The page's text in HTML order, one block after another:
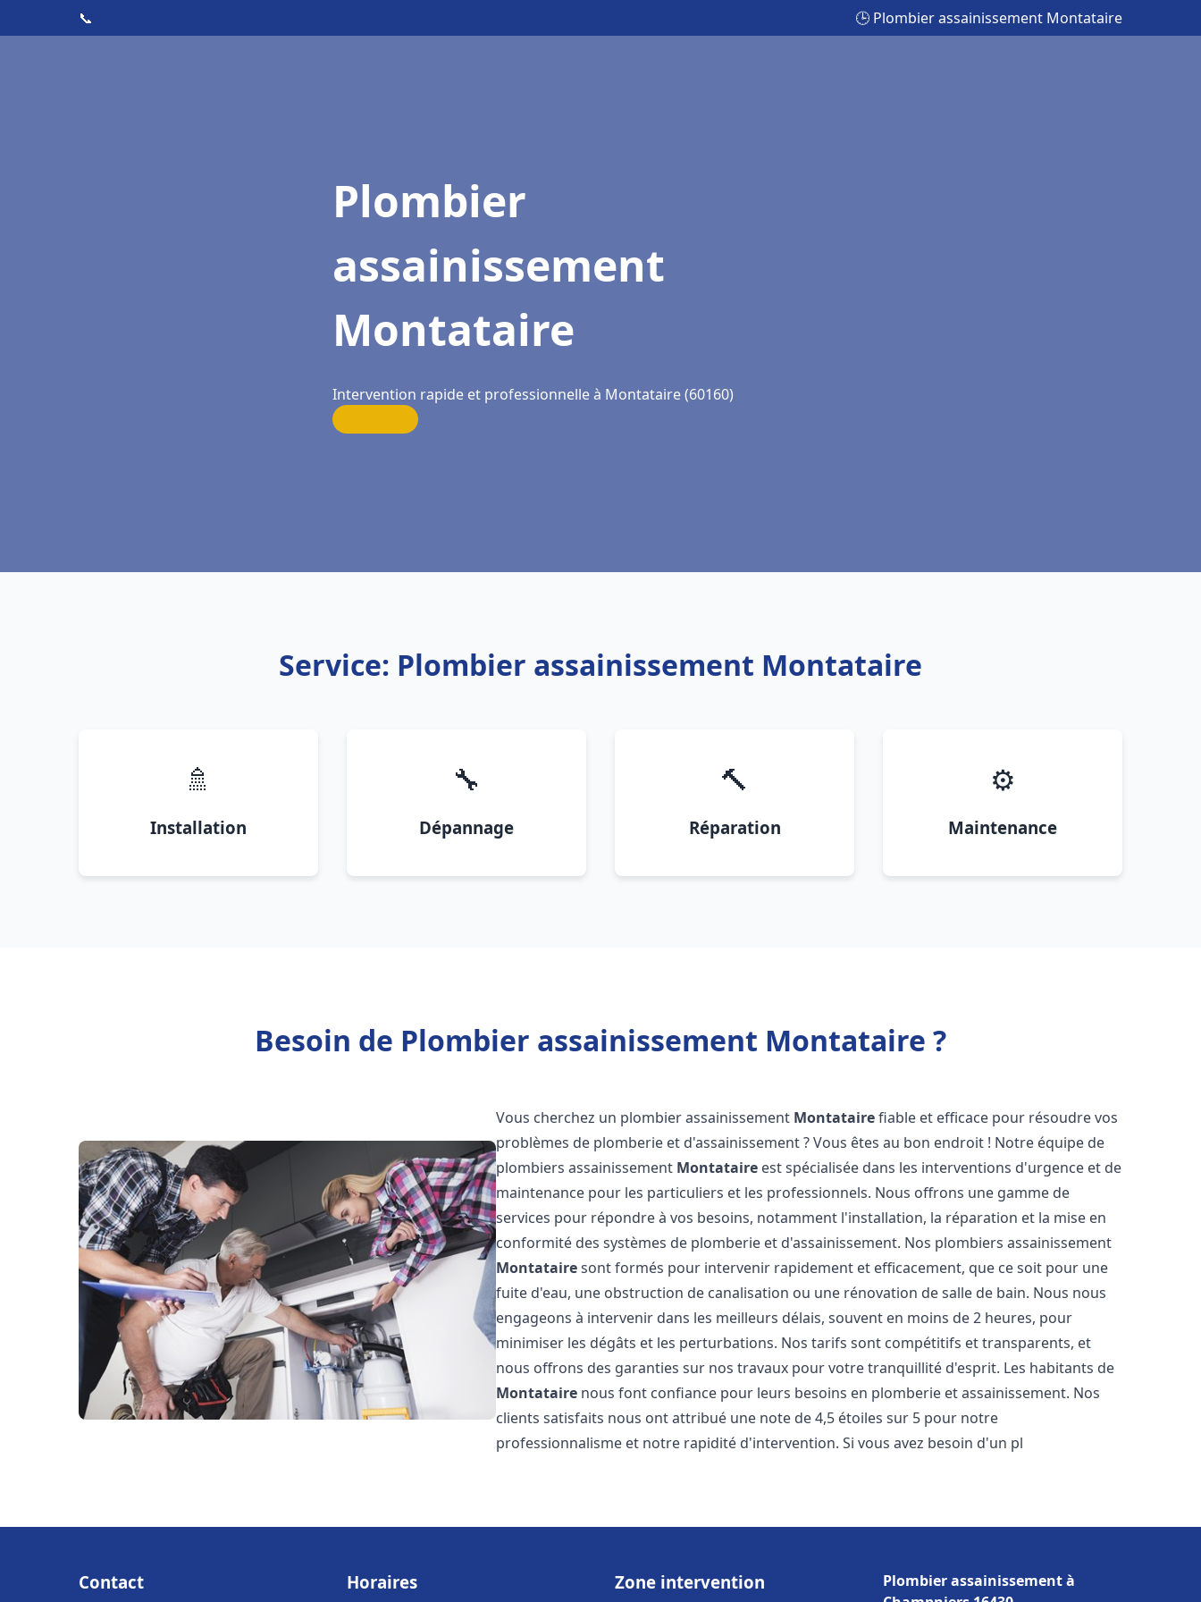
📞 🕒 Plombier assainissement Montataire
Plombier
assainissement
Montataire
Intervention rapide et professionnelle à Montataire (60160)
Service: Plombier assainissement Montataire
🚿
Installation
🔧
Dépannage
🔨
Réparation
⚙️
Maintenance
Besoin de Plombier assainissement Montataire ?
Vous cherchez un plombier assainissement Montatairefiable et efficace pour résoudre vos
problèmes de plomberie et d'assainissement ? Vous êtes au bon endroit ! Notre équipe de
plombiers assainissement Montataire est spécialisée dans les interventions d'urgence et de
maintenance pour les particuliers et les professionnels. Nous offrons une gamme de
services pour répondre à vos besoins, notamment l'installation, la réparation et la mise en
conformité des systèmes de plomberie et d'assainissement. Nos plombiers assainissement
Montatairesont formés pour intervenir rapidement et efficacement, que ce soit pour une
fuite d'eau, une obstruction de canalisation ou une rénovation de salle de bain. Nous nous
engageons à intervenir dans les meilleurs délais, souvent en moins de 2 heures, pour
minimiser les dégâts et les perturbations. Nos tarifs sont compétitifs et transparents, et
nous offrons des garanties sur nos travaux pour votre tranquillité d'esprit. Les habitants de
Montataire nous font confiance pour leurs besoins en plomberie et assainissement. Nos
clients satisfaits nous ont attribué une note de 4,5 étoiles sur 5 pour notre
professionnalisme et notre rapidité d'intervention. Si vous avez besoin d'un pl
Contact Horaires Zone intervention
Plombier assainissement à